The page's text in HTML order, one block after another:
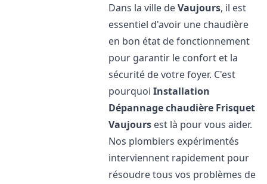
Dans la ville deVaujours, il est
essentiel d'avoir une chaudière
en bon état de fonctionnement
pour garantir le confort et la
sécurité de votre foyer. C'est
pourquoiInstallation
Dépannage chaudière Frisquet
Vaujours est là pour vous aider.
Nos plombiers expérimentés
interviennent rapidement pour
résoudre tous vos problèmes de